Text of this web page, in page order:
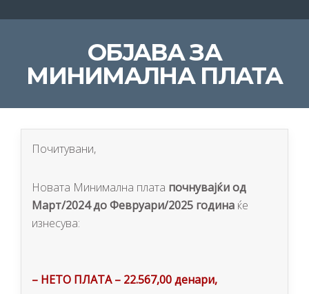
ОБЈАВА ЗА
МИНИМАЛНА ПЛАТА
Почитувани,
Новата Минимална плата почнувајќи од
Март/2024 до Февруари/2025 година ќе
изнесува:
– НЕТО ПЛАТА – 22.567,00 денари,